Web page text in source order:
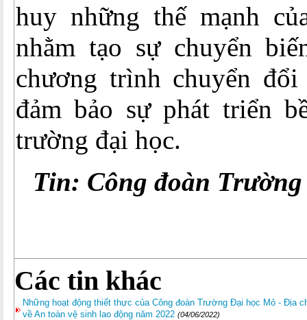
huy những thế mạnh
nhằm tạo sự chuyển
chương trình chuyển
đảm bảo sự phát triển
trường đại học.
Tin: Công đoàn
Các tin khác
Những hoạt động thiết thực của Công đoàn Trường Đại học Mỏ - Địa
về An toàn vệ sinh lao động năm 2022 (04/06/2022)